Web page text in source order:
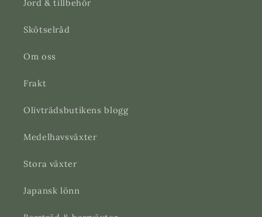
Jord & tillbehör
Skötselråd
Om oss
Frakt
Olivträdsbutikens blogg
Medelhavsväxter
Stora växter
Japansk lönn